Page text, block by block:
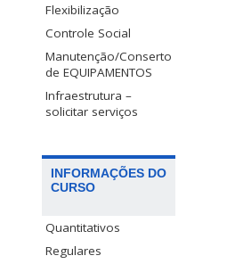
Flexibilização
Controle Social
Manutenção/Conserto
de EQUIPAMENTOS
Infraestrutura –
solicitar serviços
INFORMAÇÕES DO
CURSO
Quantitativos
Regulares